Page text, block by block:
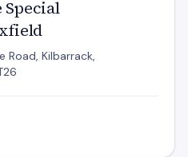
Special
Road, Kilbarrack,